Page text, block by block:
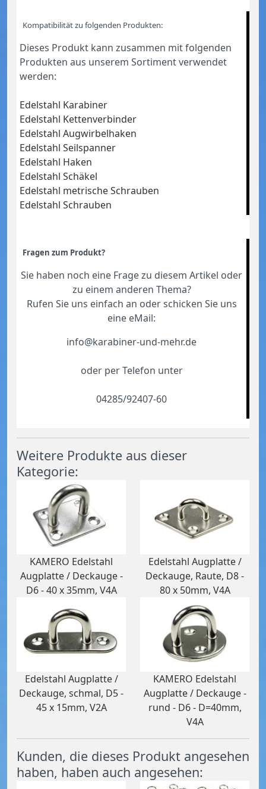
Kompatibilität zu folgenden Produkten:
Dieses Produkt kann zusammen mit folgenden
Produkten aus unserem Sortiment verwendet
werden:
Edelstahl Karabiner
Edelstahl Kettenverbinder
Edelstahl Augwirbelhaken
Edelstahl Seilspanner
Edelstahl Haken
Edelstahl Schäkel
Edelstahl metrische Schrauben
Edelstahl Schrauben
Fragen zum Produkt?
Sie haben noch eine Frage zu diesem Artikel oder
zu einem anderen Thema?
Rufen Sie uns einfach an oder schicken Sie uns
eine eMail:
info@karabiner-und-mehr.de
oder per Telefon unter
04285/92407-60
Weitere Produkte aus dieser
Kategorie:
KAMERO Edelstahl
Augplatte / Deckauge -
D6 - 40 x 35mm, V4A
Edelstahl Augplatte /
Deckauge, Raute, D8 -
80 x 50mm, V4A
Edelstahl Augplatte /
Deckauge, schmal, D5 -
45 x 15mm, V2A
KAMERO Edelstahl
Augplatte / Deckauge -
rund - D6 - D=40mm,
V4A
Kunden, die dieses Produkt angesehen
haben, haben auch angesehen: